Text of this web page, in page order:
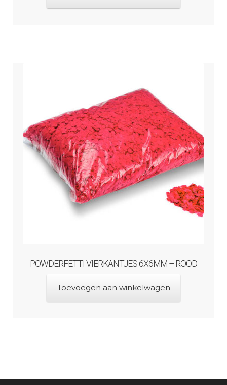
POWDERFETTI VIERKANTJES 6X6MM – ROOD
Toevoegen aan winkelwagen